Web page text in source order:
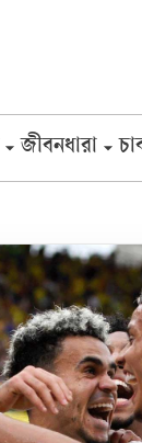
জীবনধারা